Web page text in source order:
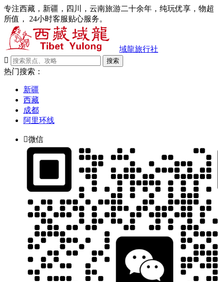
专注西藏，新疆，四川，云南旅游二十余年，纯玩优享，物超
所值， 24小时客服贴心服务。
域龍旅行社

搜索
热门搜索：
新疆
西藏
成都
阿里环线
微信